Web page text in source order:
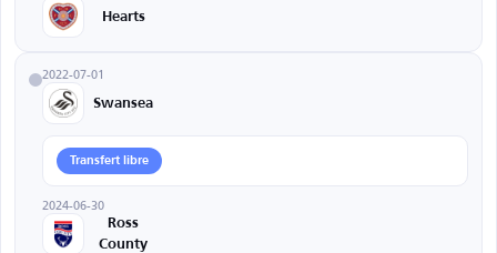
Hearts
2022-07-01
Swansea
Transfert libre
2024-06-30
Ross
County